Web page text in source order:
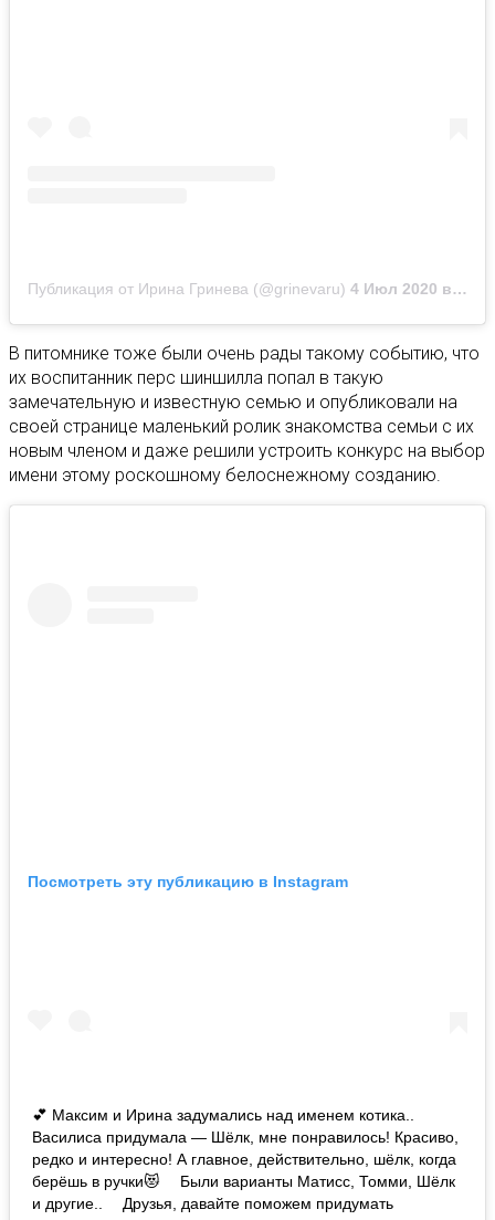
Публикация от Ирина Гринева (@grinevaru) 4 Июл 2020 в 3:42 PDT
В питомнике тоже были очень рады такому событию, что
их воспитанник перс шиншилла попал в такую
замечательную и известную семью и опубликовали на
своей странице маленький ролик знакомства семьи с их
новым членом и даже решили устроить конкурс на выбор
имени этому роскошному белоснежному созданию.
Посмотреть эту публикацию в Instagram
💕 Максим и Ирина задумались над именем котика..
Василиса придумала — Шёлк, мне понравилось! Красиво,
редко и интересно! А главное, действительно, шёлк, когда
берёшь в ручки😻 ⠀ Были варианты Матисс, Томми, Шёлк
и другие.. ⠀ Друзья, давайте поможем придумать